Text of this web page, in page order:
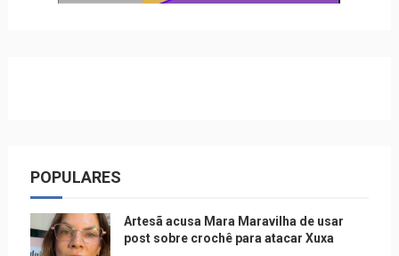
POPULARES
Artesã acusa Mara Maravilha de usar
post sobre crochê para atacar Xuxa